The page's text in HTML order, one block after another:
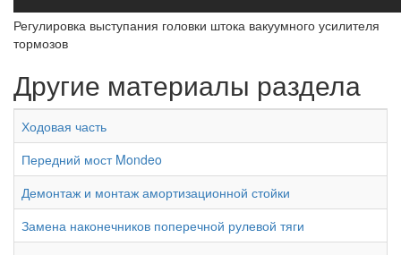
Регулировка выступания головки штока вакуумного усилителя
тормозов
Другие материалы раздела
Ходовая часть
Передний мост Mondeo
Демонтаж и монтаж амортизационной стойки
Замена наконечников поперечной рулевой тяги